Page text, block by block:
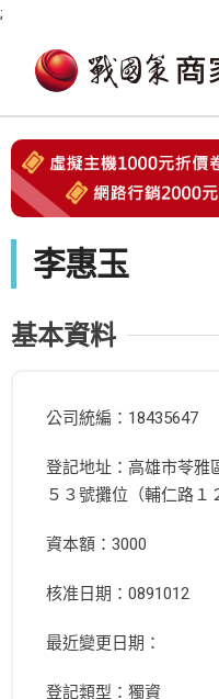
;
李惠玉
基本資料
公司統編：18435647
登記地址：高雄市苓雅
５３號攤位（輔仁路１
資本額：3000
核准日期：0891012
最近變更日期：
登記類型：獨資